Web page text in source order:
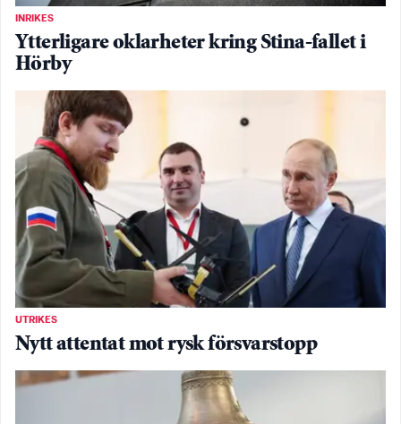
INRIKES
Ytterligare oklarheter kring Stina-fallet i
Hörby
UTRIKES
Nytt attentat mot rysk försvarstopp